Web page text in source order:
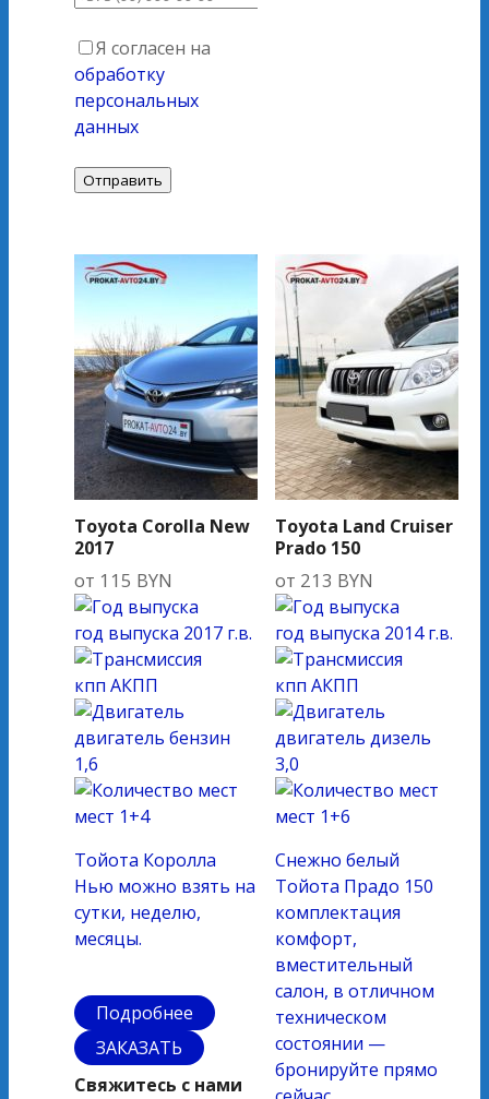
Я согласен на
обработку
персональных
данных
Toyota Corolla New
2017
от 115 BYN
год выпуска 2017 г.в.
кпп АКПП
двигатель бензин
1,6
мест 1+4
Тойота Королла
Нью можно взять на
сутки, неделю,
месяцы.
Подробнее
ЗАКАЗАТЬ
Свяжитесь с нами
Toyota Land Cruiser
Prado 150
от 213 BYN
год выпуска 2014 г.в.
кпп АКПП
двигатель дизель
3,0
мест 1+6
Снежно белый
Тойота Прадо 150
комплектация
комфорт,
вместительный
салон, в отличном
техническом
состоянии —
бронируйте прямо